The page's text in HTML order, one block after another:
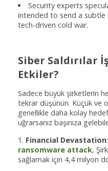
Security experts
intended to send a
tech-driven cold war.
Siber Saldırılar
Etkiler?
Sadece büyük şirketlerin
tekrar düşünün. Küçük ve
genellikle daha kolay
uğrarsanız başınıza
1. Financial Devastation
ransomware attack,
sağlamak için 4,4 milyon